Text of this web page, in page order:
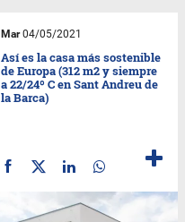
Mar04/05/2021
Así es la casa más sostenible
de Europa (312 m2 y siempre
a 22/24º C en Sant Andreu de
la Barca)